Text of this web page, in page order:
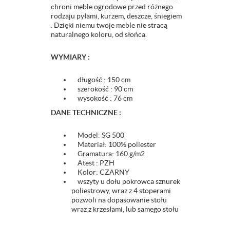
chroni meble ogrodowe przed różnego
rodzaju pyłami, kurzem, deszcze, śniegiem
. Dzięki niemu twoje meble nie stracą
naturalnego koloru, od słońca.
WYMIARY :
długość : 150 cm
szerokość : 90 cm
wysokość : 76 cm
DANE TECHNICZNE :
Model: SG 500
Materiał: 100% poliester
Gramatura: 160 g/m2
Atest : PZH
Kolor: CZARNY
wszyty u dołu pokrowca sznurek
poliestrowy, wraz z 4 stoperami
pozwoli na dopasowanie stołu
wraz z krzesłami, lub samego stołu